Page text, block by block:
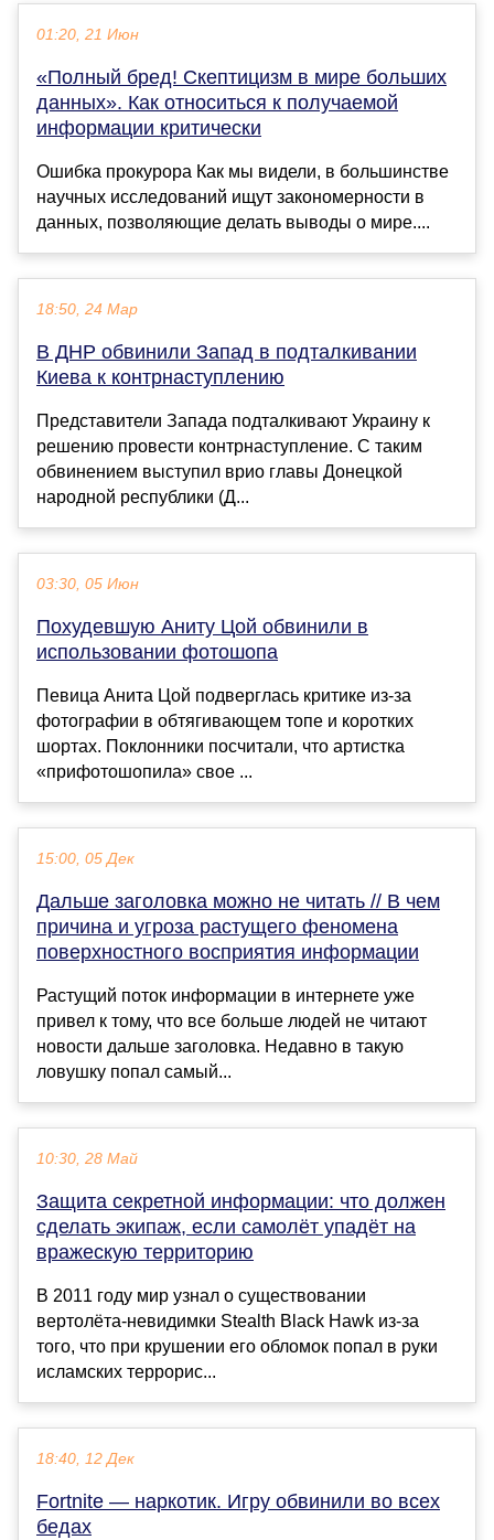
01:20, 21 Июн
«Полный бред! Скептицизм в мире больших
данных». Как относиться к получаемой
информации критически
Ошибка прокурора Как мы видели, в большинстве
научных исследований ищут закономерности в
данных, позволяющие делать выводы о мире....
18:50, 24 Мар
В ДНР обвинили Запад в подталкивании
Киева к контрнаступлению
Представители Запада подталкивают Украину к
решению провести контрнаступление. С таким
обвинением выступил врио главы Донецкой
народной республики (Д...
03:30, 05 Июн
Похудевшую Аниту Цой обвинили в
использовании фотошопа
Певица Анита Цой подверглась критике из-за
фотографии в обтягивающем топе и коротких
шортах. Поклонники посчитали, что артистка
«прифотошопила» свое ...
15:00, 05 Дек
Дальше заголовка можно не читать // В чем
причина и угроза растущего феномена
поверхностного восприятия информации
Растущий поток информации в интернете уже
привел к тому, что все больше людей не читают
новости дальше заголовка. Недавно в такую
ловушку попал самый...
10:30, 28 Май
Защита секретной информации: что должен
сделать экипаж, если самолёт упадёт на
вражескую территорию
В 2011 году мир узнал о существовании
вертолёта-невидимки Stealth Black Hawk из-за
того, что при крушении его обломок попал в руки
исламских террорис...
18:40, 12 Дек
Fortnite — наркотик. Игру обвинили во всех
бедах